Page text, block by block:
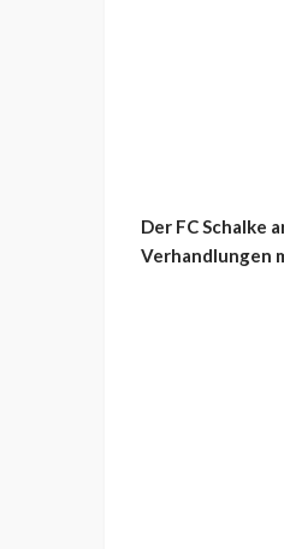
Der FC Schalke
Verhandlungen